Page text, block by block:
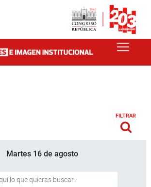
FILTRAR
Martes 16 de agosto